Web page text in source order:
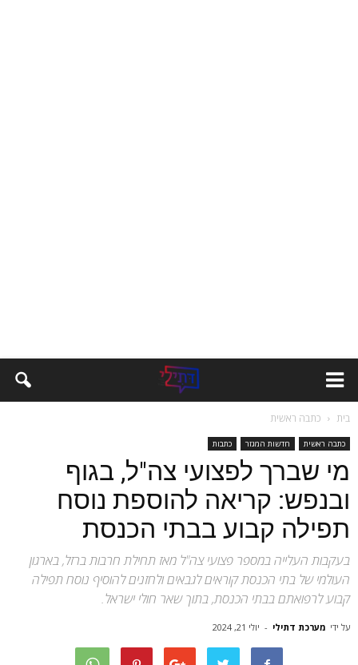
בית כתבה ראשית
כתבה ראשית חדשות המגזר כתבות
מי שברך לפצועי צה"ל, בגוף
ובנפש: קריאה להוספת נוסח
תפילה קבוע בבתי הכנסת
בעקבות העלייה במספר פצועי צה"ל מאז תחילת חרבות ברזל, בארגון
העולמי של בתי הכנסת קוראים לגבאים ולחזנים להוסיף נוסח תפילה
קבוע לרפואתם בבתי הכנסת, בתוך שאר חולי ישראל.
על ידי מערכת דתילי - יולי 21, 2024